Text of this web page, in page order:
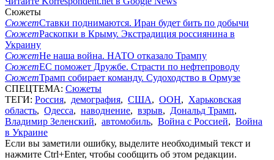
Сюжеты
СюжетСтавки поднимаются. Иран будет бить по добычи
СюжетРаскопки в Крыму. Экстрадиция россиянина в
Украину
СюжетНе наша война. НАТО отказало Трампу
СюжетЕС поможет Дружбе. Страсти по нефтепроводу
СюжетТрамп собирает команду. Судоходство в Ормузе
СПЕЦТЕМА: Сюжеты
ТЕГИ: Россия, демография, США, ООН, Харьковская
область, Одесса, наводнение, взрыв, Дональд Трамп,
Владимир Зеленский, автомобиль, Война с Россией, Война
в Украине
Если вы заметили ошибку, выделите необходимый текст и
нажмите Ctrl+Enter, чтобы сообщить об этом редакции.